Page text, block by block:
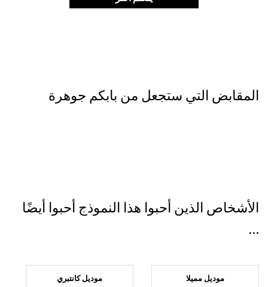
المقابض التي ستجعل من بابكم جوهرة
الأشخاص الذين أحبوا هذا النموذج أحبوا أيضًا
...
موديل مميلا موديل كانتبري